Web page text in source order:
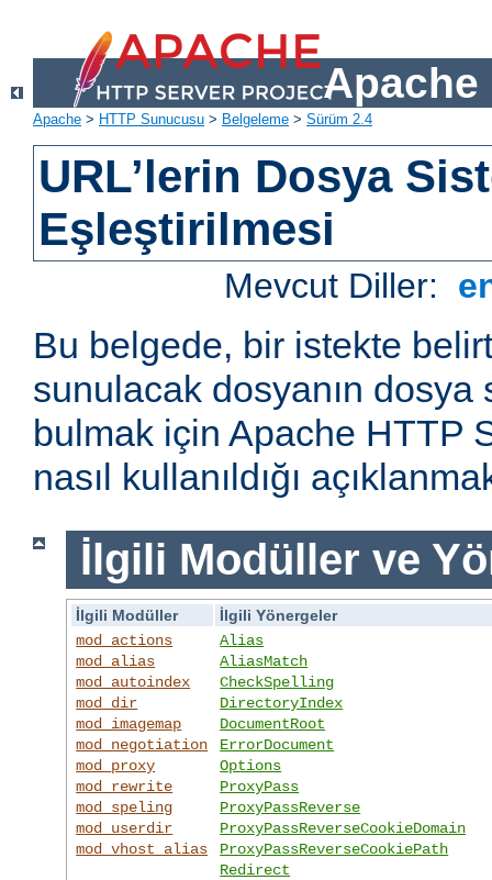
Apache
Apache > HTTP Sunucusu > Belgeleme > Sürüm 2.4
URL’lerin Dosya
Eşleştirilmesi
Mevcut Diller:
Bu belgede, bir istekte
sunulacak dosyanın
bulmak için Apache HTTP
nasıl kullanıldığı
İlgili Modüller ve
İlgili Modüller
İlgili Yönergeler
mod_actions
mod_alias
mod_autoindex
mod_dir
mod_imagemap
mod_negotiation
mod_proxy
mod_rewrite
mod_speling
mod_userdir
mod_vhost_alias
Alias
AliasMatch
CheckSpelling
DirectoryIndex
DocumentRoot
ErrorDocument
Options
ProxyPass
ProxyPassReverse
ProxyPassReverseCookieDomain
ProxyPassReverseCookiePath
Redirect